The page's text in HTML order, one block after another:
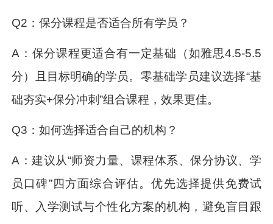
Q2：保分课程是否适合所有学员？
A：保分课程更适合有一定基础（如雅思4.5-5.5
分）且目标明确的学员。零基础学员建议选择“基
础夯实+保分冲刺”组合课程，效果更佳。
Q3：如何选择适合自己的机构？
A：建议从“师资力量、课程体系、保分协议、学
员口碑”四方面综合评估。优先选择提供免费试
听、入学测试与个性化方案的机构，避免盲目跟